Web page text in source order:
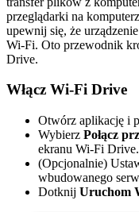
przeglądarki na
upewnij się, że
Wi-Fi. Oto przewodnik
Drive.
Włącz Wi-Fi Drive
Otwórz aplikację i
Wybierz Połącz
ekranu Wi-Fi Drive.
(Opcjonalnie)
wbudowanego
Dotknij Uruchom